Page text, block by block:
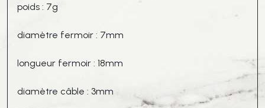
en
brossé
poids : 7g
diamètre fermoir : 7mm
longueur fermoir : 18mm
diamètre câble : 3mm